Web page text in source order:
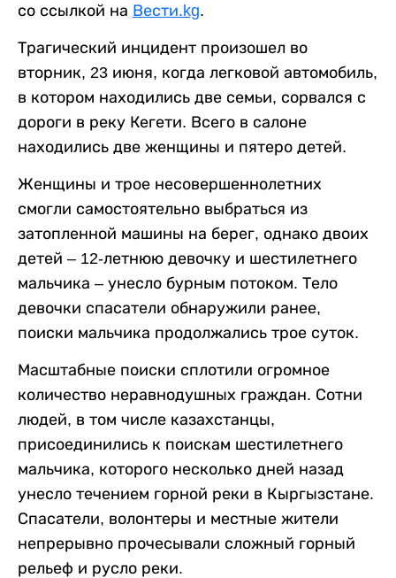
со ссылкой на Вести.kg.
Трагический инцидент произошел во
вторник, 23 июня, когда легковой автомобиль,
в котором находились две семьи, сорвался с
дороги в реку Кегети. Всего в салоне
находились две женщины и пятеро детей.
Женщины и трое несовершеннолетних
смогли самостоятельно выбраться из
затопленной машины на берег, однако двоих
детей – 12-летнюю девочку и шестилетнего
мальчика – унесло бурным потоком. Тело
девочки спасатели обнаружили ранее,
поиски мальчика продолжались трое суток.
Масштабные поиски сплотили огромное
количество неравнодушных граждан. Сотни
людей, в том числе казахстанцы,
присоединились к поискам шестилетнего
мальчика, которого несколько дней назад
унесло течением горной реки в Кыргызстане.
Спасатели, волонтеры и местные жители
непрерывно прочесывали сложный горный
рельеф и русло реки.